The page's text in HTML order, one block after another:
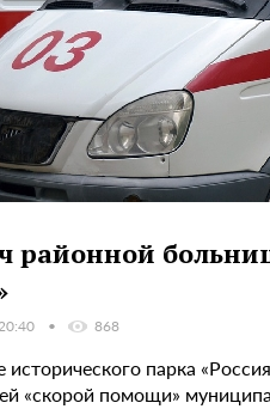
районной
868
парка
«скорой помощи»